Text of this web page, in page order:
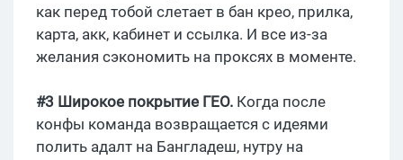
как перед тобой слетает в бан крео, прилка,
карта, акк, кабинет и ссылка. И все из-за
желания сэкономить на проксях в моменте.
#3 Широкое покрытие ГЕО. Когда после
конфы команда возвращается с идеями
полить адалт на Бангладеш, нутру на